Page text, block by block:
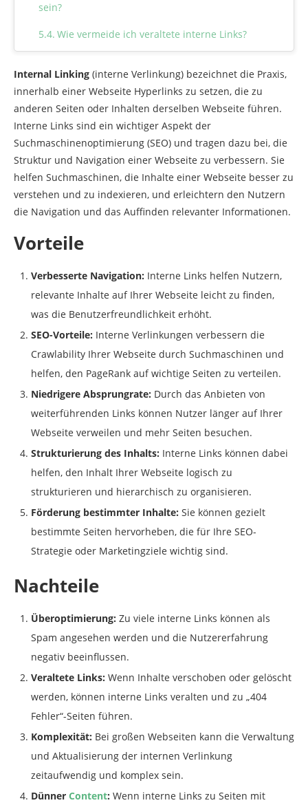
sein?
Wie vermeide ich veraltete interne Links?
wichtig?
Internal Linking (interne Verlinkung) bezeichnet die Praxis,
innerhalb einer Webseite Hyperlinks zu setzen, die zu
anderen Seiten oder Inhalten derselben Webseite führen.
Interne Links sind ein wichtiger Aspekt der
Suchmaschinenoptimierung (SEO) und tragen dazu bei, die
Struktur und Navigation einer Webseite zu verbessern. Sie
helfen Suchmaschinen, die Inhalte einer Webseite besser zu
verstehen und zu indexieren, und erleichtern den Nutzern
die Navigation und das Auffinden relevanter Informationen.
Vorteile
Verbesserte Navigation: Interne Links helfen Nutzern,
relevante Inhalte auf Ihrer Webseite leicht zu finden,
was die Benutzerfreundlichkeit erhöht.
SEO-Vorteile: Interne Verlinkungen verbessern die
Crawlability Ihrer Webseite durch Suchmaschinen und
helfen, den PageRank auf wichtige Seiten zu verteilen.
Niedrigere Absprungrate: Durch das Anbieten von
weiterführenden Links können Nutzer länger auf Ihrer
Webseite verweilen und mehr Seiten besuchen.
Strukturierung des Inhalts: Interne Links können dabei
helfen, den Inhalt Ihrer Webseite logisch zu
strukturieren und hierarchisch zu organisieren.
Förderung bestimmter Inhalte: Sie können gezielt
bestimmte Seiten hervorheben, die für Ihre SEO-
Strategie oder Marketingziele wichtig sind.
Nachteile
Überoptimierung: Zu viele interne Links können als
Spam angesehen werden und die Nutzererfahrung
negativ beeinflussen.
Veraltete Links: Wenn Inhalte verschoben oder gelöscht
werden, können interne Links veralten und zu „404
Fehler“-Seiten führen.
Komplexität: Bei großen Webseiten kann die Verwaltung
und Aktualisierung der internen Verlinkung
zeitaufwendig und komplex sein.
Dünner Content: Wenn interne Links zu Seiten mit